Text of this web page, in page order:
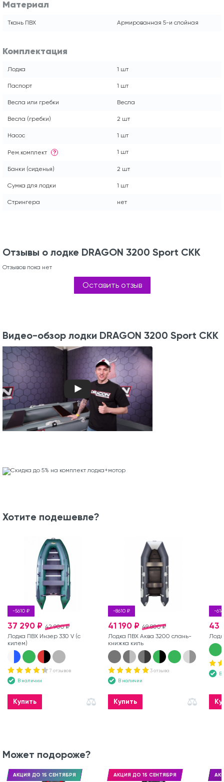
Материал
Ткань ПВХ Армированная 5-и слойная
Комплектация
Лодка 1 шт
Паспорт 1 шт
Весла или гребки Весла
Весла (гребки) 2 шт
Насос 1 шт
Рем.комплект ? 1 шт
Банки (сиденья) 2 шт
Сумка для лодки 1 шт
Стрингера нет
Отзывы о лодке DRAGON 3200 Sport СКК
Отзывов пока нет
Оставить отзыв
Видео-обзор лодки DRAGON 3200 Sport СКК
Хотите подешевле?
-5610 ₽
42 900 ₽
37 290 ₽
Лодка ПВХ Инзер 330 V (с
килем)
7 отзывов
В наличии
Купить
-8610 ₽
49 800 ₽
41 190 ₽
Лодка ПВХ Аква 3200 слань-
книжка киль
3 отзыва
В наличии
Купить
-
43
В
Может подороже?
АКЦИЯ ДО 15 СЕНТЯБРЯ АКЦИЯ ДО 15 СЕНТЯБРЯ